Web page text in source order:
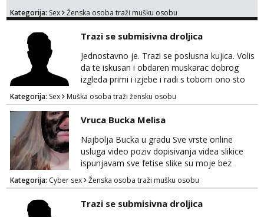
na link ispod i nadji me tamo, cekam te!
Kategorija: Sex Ženska osoba traži mušku osobu
Trazi se submisivna droljica
Jednostavno je. Trazi se poslusna kujica. Volis
da te iskusan i obdaren muskarac dobrog
izgleda primi i izjebe i radi s tobom ono sto
on zeli raditi. Cura si van okvira,kinky i
poslusna. Idealno 25 godina max okvirno 40.
Nikakve umisljene femy ko fol ljepotice me ne
interesiraju. Stop pederima i slicnima. Stop
bonovima i slicne gluposti. Javi se sa slikom i
ukratko o sebi na: naal_naal@yahoo...
Kategorija: Sex Muška osoba traži žensku osobu
Vruca Bucka Melisa
Najbolja Bucka u gradu Sve vrste online
usluga video poziv dopisivanja videa slikice
ispunjavam sve fetise slike su moje bez
neugodnih iznenađenja javiti se na wap:
+385998702942
Kategorija: Cyber sex Ženska osoba traži mušku osobu
Trazi se submisivna droljica